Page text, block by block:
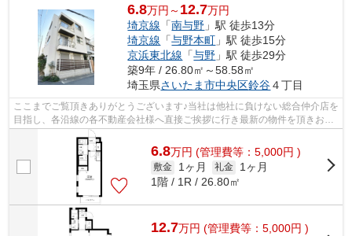
6.8万円～ 12.7万円
埼京線 「南与野 」駅 徒歩13分
埼京線 「与野本町 」駅 徒歩15分
京浜東北線 「与野 」駅 徒歩29分
築9年 / 26.80㎡～58.58㎡
埼玉県さいたま市中央区鈴谷４丁目
ここまでご覧頂きありがとうございます♪当社は他社に負けない総合仲介店を
目指し、各沿線の各不動産会社様へ直接ご挨拶に行き最新の物件を頂きお客
様へ提供しております！最新の情報は...
6.8万円 (管理費等：5,000円 )
敷金 1ヶ月 礼金
1ヶ月
1階 / 1R / 26.80㎡
12.7万円 (管理費等：5,000円 )